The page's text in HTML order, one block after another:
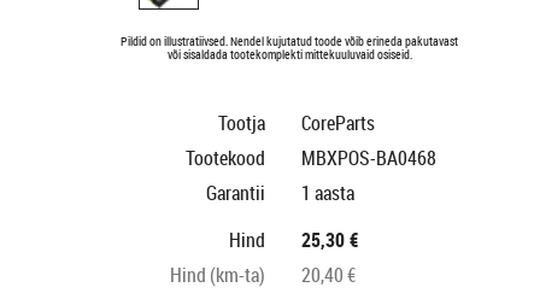
Pildid on illustratiivsed. Nendel kujutatud toode võib erineda pakutavast
või sisaldada tootekomplekti mittekuuluvaid osiseid.
Tootja
CoreParts
Tootekood
MBXPOS-BA0468
Garantii
1 aasta
Hind
25,30 €
Hind (km-ta)
20,40 €